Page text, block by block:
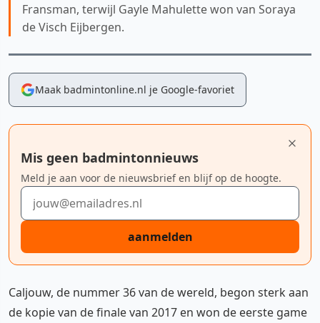
Fransman, terwijl Gayle Mahulette won van Soraya
de Visch Eijbergen.
Maak badmintonline.nl je Google-favoriet
Mis geen badmintonnieuws
Meld je aan voor de nieuwsbrief en blijf op de hoogte.
E-mailadres
aanmelden
Caljouw, de nummer 36 van de wereld, begon sterk aan
de kopie van de finale van 2017 en won de eerste game